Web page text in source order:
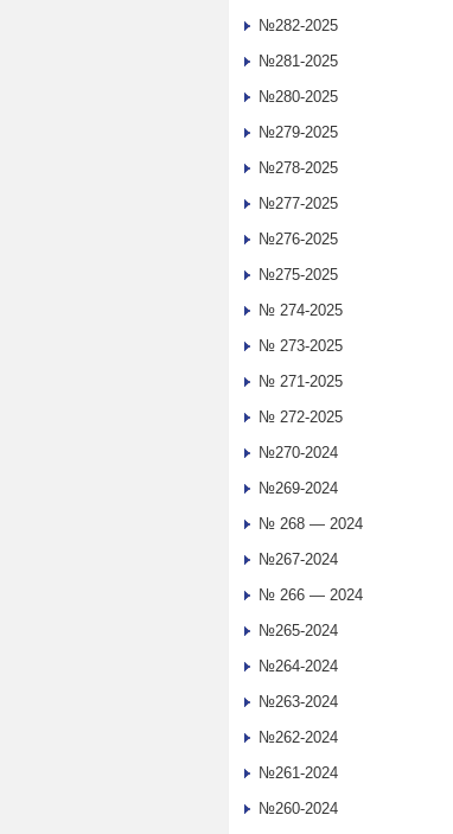
№282-2025
№281-2025
№280-2025
№279-2025
№278-2025
№277-2025
№276-2025
№275-2025
№ 274-2025
№ 273-2025
№ 271-2025
№ 272-2025
№270-2024
№269-2024
№ 268 — 2024
№267-2024
№ 266 — 2024
№265-2024
№264-2024
№263-2024
№262-2024
№261-2024
№260-2024